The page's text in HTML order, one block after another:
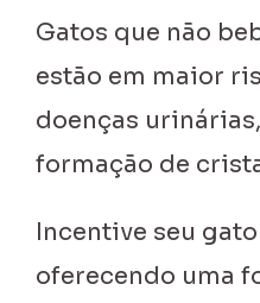
Gatos que não
estão em maior
doenças
formação de
Incentive seu
oferecendo uma